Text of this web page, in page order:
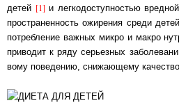
де­тей [1]и лег­ко­дос­туп­нос­тью
прост­ра­нен­ность ожи­ре­ния среди
потребление важ­ных мик­ро и мак­ро
приводит к ряду серьезных
во­му поведению, снижающему